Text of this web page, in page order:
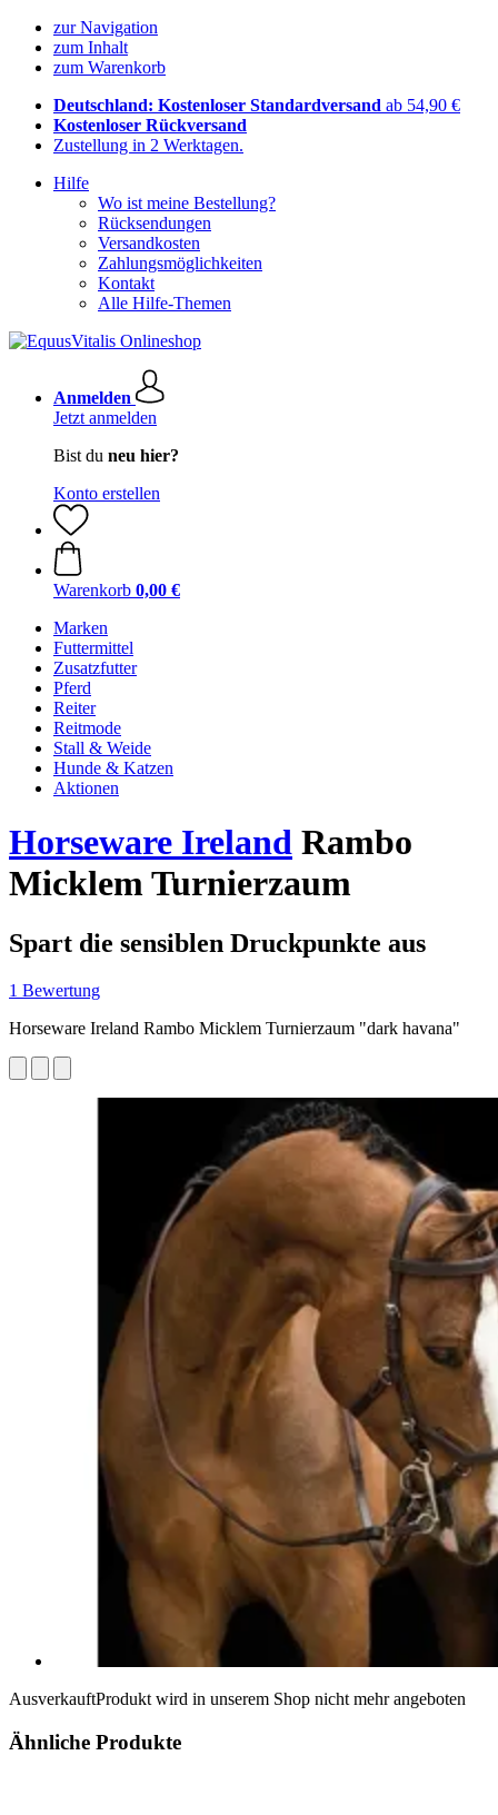
zur Navigation
zum Inhalt
zum Warenkorb
Deutschland: Kostenloser Standardversand ab 54,90 €
Kostenloser Rückversand
Zustellung in 2 Werktagen.
Hilfe
Wo ist meine Bestellung?
Rücksendungen
Versandkosten
Zahlungsmöglichkeiten
Kontakt
Alle Hilfe-Themen
Anmelden
Jetzt anmelden
Bist du neu hier?
Konto erstellen
Warenkorb 0,00 €
Marken
Futtermittel
Zusatzfutter
Pferd
Reiter
Reitmode
Stall & Weide
Hunde & Katzen
Aktionen
Horseware Ireland Rambo
Micklem Turnierzaum
Spart die sensiblen Druckpunkte aus
1 Bewertung
Horseware Ireland Rambo Micklem Turnierzaum "dark havana"
AusverkauftProdukt wird in unserem Shop nicht mehr angeboten
Ähnliche Produkte